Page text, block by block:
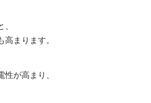
まります。
が高まり、